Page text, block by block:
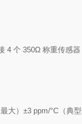
4 个 350Ω 称重传感器
大）±3 ppm/°C（典